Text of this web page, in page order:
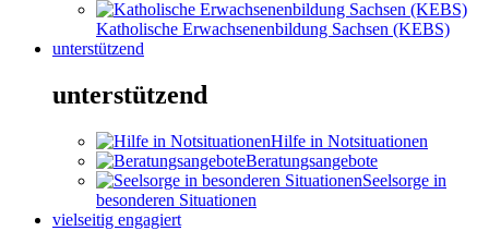
Katholische Erwachsenenbildung Sachsen (KEBS)
unterstützend
unterstützend
Hilfe in Notsituationen
Beratungsangebote
Seelsorge in
besonderen Situationen
vielseitig engagiert